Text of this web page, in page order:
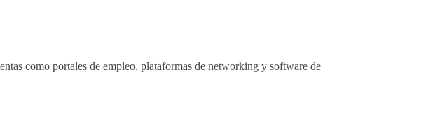
como portales de empleo, plataformas de networking y software de